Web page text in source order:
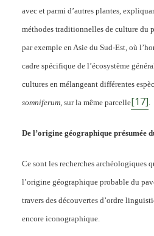
avec et parmi d’autres plantes,
méthodes traditionnelles de culture du
par exemple en Asie du Sud-Est, où
cadre spécifique de l’écosystème
cultures en mélangeant différentes
somniferum, sur la même parcelle[17].
De l’origine géographique présumée
Ce sont les recherches archéologiques
l’origine géographique probable du
travers des découvertes d’ordre
encore iconographique.